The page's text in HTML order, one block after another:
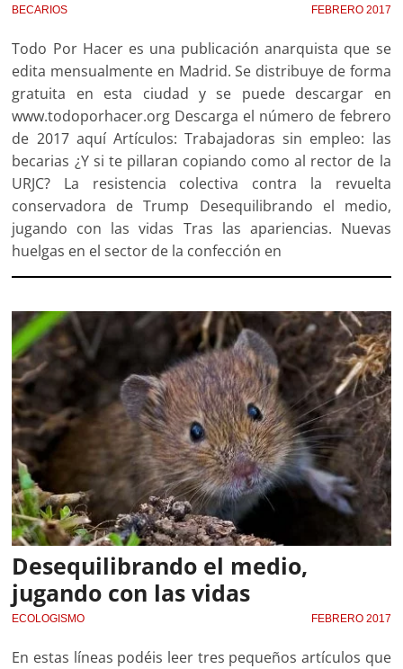
BECARIOS FEBRERO 2017
Todo Por Hacer es una publicación anarquista que se
edita mensualmente en Madrid. Se distribuye de forma
gratuita en esta ciudad y se puede descargar en
www.todoporhacer.org Descarga el número de febrero
de 2017 aquí Artículos: Trabajadoras sin empleo: las
becarias ¿Y si te pillaran copiando como al rector de la
URJC? La resistencia colectiva contra la revuelta
conservadora de Trump Desequilibrando el medio,
jugando con las vidas Tras las apariencias. Nuevas
huelgas en el sector de la confección en
Desequilibrando el medio,
jugando con las vidas
ECOLOGISMO FEBRERO 2017
En estas líneas podéis leer tres pequeños artículos que